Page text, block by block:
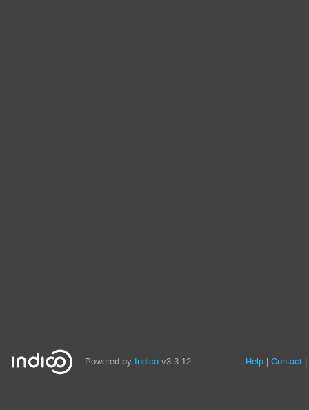
Powered by Indico v3.3.12 Help Contact